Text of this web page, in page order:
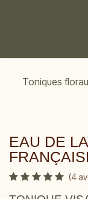
Toniques
EAU DE
(4